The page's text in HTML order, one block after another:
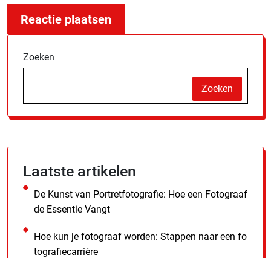
Zoeken
Zoeken
Laatste artikelen
De Kunst van Portretfotografie: Hoe een Fotograaf
de Essentie Vangt
Hoe kun je fotograaf worden: Stappen naar een fo
tografiecarrière